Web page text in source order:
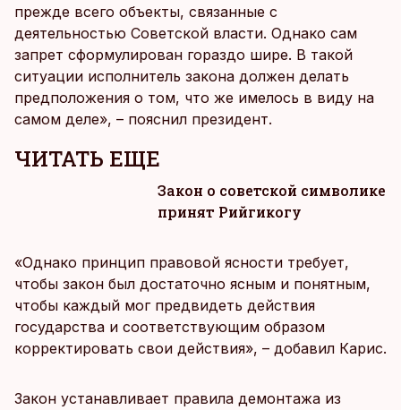
прежде всего объекты, связанные с
деятельностью Советской власти. Однако сам
запрет сформулирован гораздо шире. В такой
ситуации исполнитель закона должен делать
предположения о том, что же имелось в виду на
самом деле», – пояснил президент.
ЧИТАТЬ ЕЩЕ
Закон о советской символике
принят Рийгикогу
«Однако принцип правовой ясности требует,
чтобы закон был достаточно ясным и понятным,
чтобы каждый мог предвидеть действия
государства и соответствующим образом
корректировать свои действия», – добавил Карис.
Закон устанавливает правила демонтажа из